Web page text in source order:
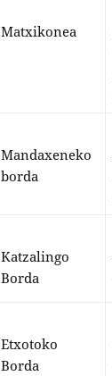
Matxikonea
Mandaxeneko
borda
Katzalingo
Borda
Etxotoko
Borda